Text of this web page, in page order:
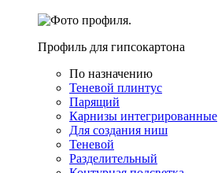
Профиль для гипсокартона
По назначению
Теневой плинтус
Парящий
Карнизы интегрированные
Для создания ниш
Теневой
Разделительный